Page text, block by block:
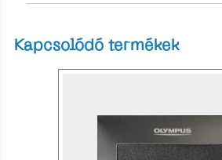
Kapcsolódó termékek